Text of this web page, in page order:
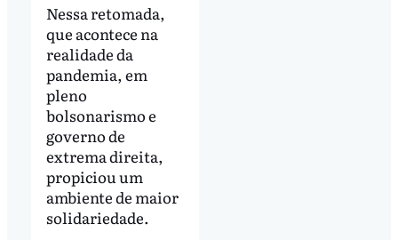
Nessa retomada,
que acontece na
realidade da
pandemia, em
pleno
bolsonarismo e
governo de
extrema direita,
propiciou um
ambiente de maior
solidariedade.